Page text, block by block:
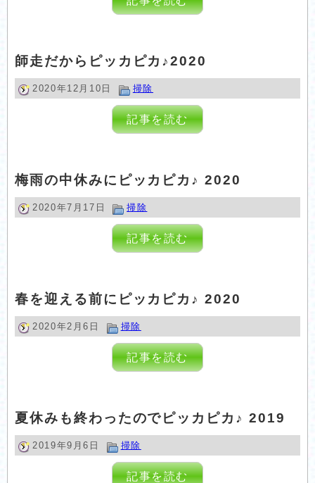
師走だからピッカピカ♪2020
2020年12月10日 掃除
記事を読む
梅雨の中休みにピッカピカ♪ 2020
2020年7月17日 掃除
記事を読む
春を迎える前にピッカピカ♪ 2020
2020年2月6日 掃除
記事を読む
夏休みも終わったのでピッカピカ♪ 2019
2019年9月6日 掃除
記事を読む